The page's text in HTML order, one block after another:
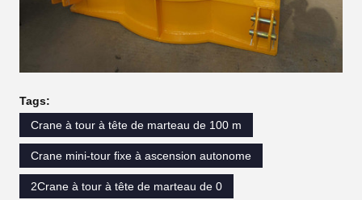
Tags:
Crane à tour à tête de marteau de 100 m
Crane mini-tour fixe à ascension autonome
2Crane à tour à tête de marteau de 0